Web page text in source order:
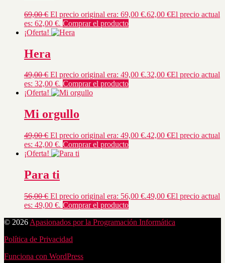
69,00€ El precio original era: 69,00 €.62,00 €El precio actual
es: 62,00 €. Comprar el producto
¡Oferta!
Hera
49,00€ El precio original era: 49,00 €.32,00 €El precio actual
es: 32,00 €. Comprar el producto
¡Oferta!
Mi orgullo
49,00€ El precio original era: 49,00 €.42,00 €El precio actual
es: 42,00 €. Comprar el producto
¡Oferta!
Para ti
56,00€ El precio original era: 56,00 €.49,00 €El precio actual
es: 49,00 €. Comprar el producto
© 2026 Apasionados por la Programación Informática
Política de Privacidad
Funciona con WordPress